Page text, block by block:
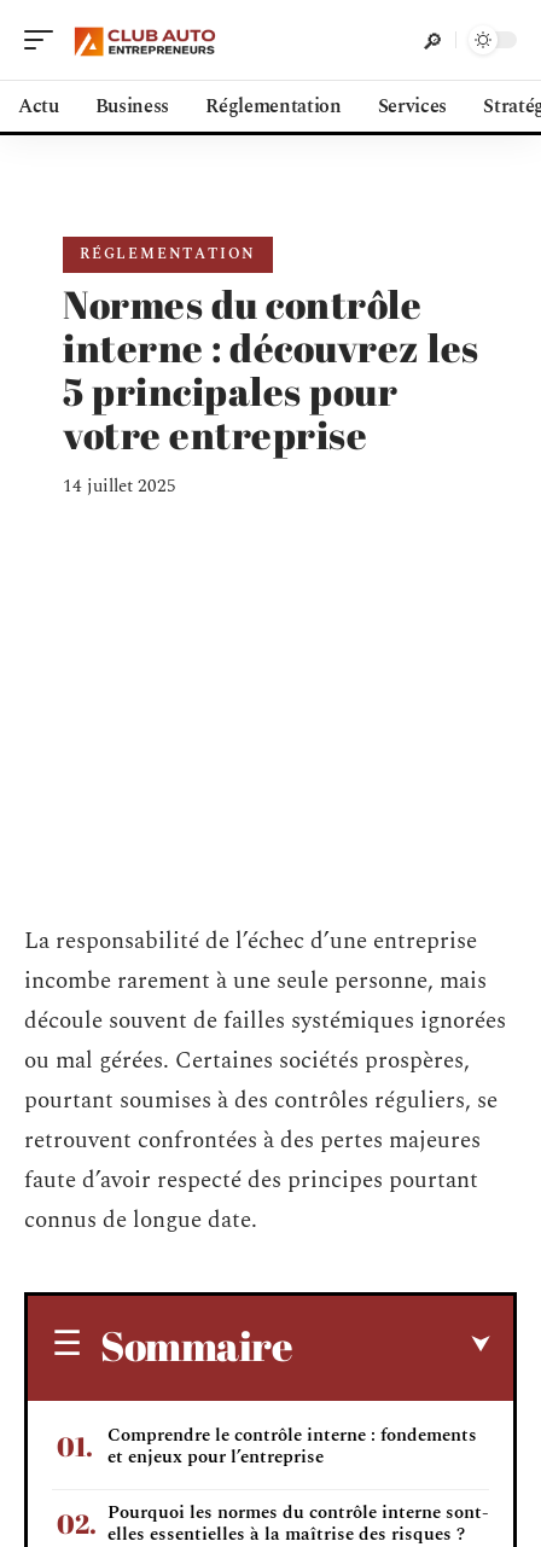
Actu Business Réglementation Services
RÉGLEMENTATION
Normes du contrôle
interne : découvrez les
5 principales pour
votre entreprise
14 juillet 2025
La responsabilité de l’échec d’une entreprise
incombe rarement à une seule personne, mais
découle souvent de failles systémiques ignorées
ou mal gérées. Certaines sociétés prospères,
pourtant soumises à des contrôles réguliers, se
retrouvent confrontées à des pertes majeures
faute d’avoir respecté des principes pourtant
connus de longue date.
Sommaire
Comprendre le contrôle interne : fondements
et enjeux pour l’entreprise
Pourquoi les normes du contrôle interne sont-
elles essentielles à la maîtrise des risques ?